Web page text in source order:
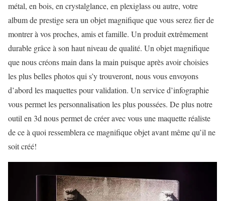
métal, en bois, en crystalglance, en plexiglass ou autre, votre
album de prestige sera un objet magnifique que vous serez fier de
montrer à vos proches, amis et famille. Un produit extrêmement
durable grâce à son haut niveau de qualité. Un objet magnifique
que nous créons main dans la main puisque après avoir choisies
les plus belles photos qui s’y trouveront, nous vous envoyons
d’abord les maquettes pour validation. Un service d’infographie
vous permet les personnalisation les plus poussées. De plus notre
outil en 3d nous permet de créer avec vous une maquette réaliste
de ce à quoi ressemblera ce magnifique objet avant même qu’il ne
soit créé!